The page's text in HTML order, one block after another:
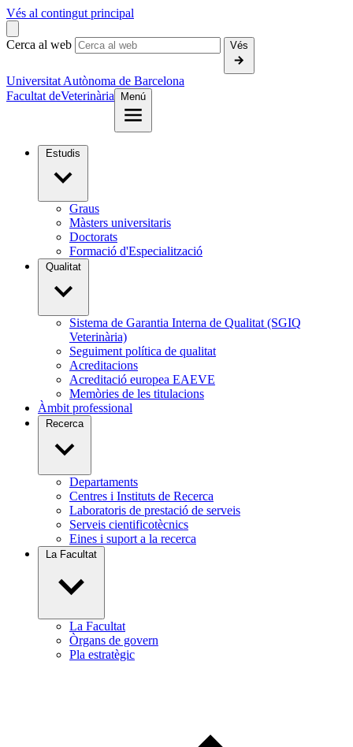
Vés al contingut principal
Cerca al web Vés
Universitat Autònoma de Barcelona
Facultat deVeterinària Menú
Estudis
Graus
Màsters universitaris
Doctorats
Formació d'Especialització
Qualitat
Sistema de Garantia Interna de Qualitat (SGIQ
Veterinària)
Seguiment política de qualitat
Acreditacions
Acreditació europea EAEVE
Memòries de les titulacions
Àmbit professional
Recerca
Departaments
Centres i Instituts de Recerca
Laboratoris de prestació de serveis
Serveis cientificotècnics
Eines i suport a la recerca
La Facultat
La Facultat
Òrgans de govern
Pla estratègic